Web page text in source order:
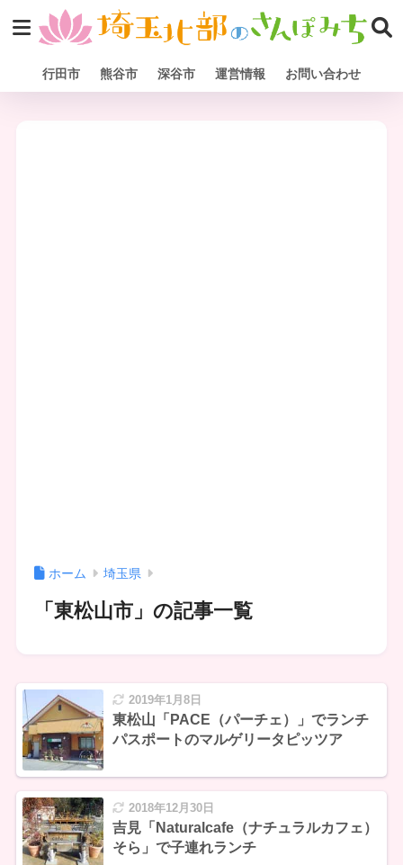
行田市 熊谷市 深谷市 運営情報 お問い合わせ
ホーム 埼玉県
「東松山市」の記事一覧
2019年1月8日
東松山「PACE（パーチェ）」でランチ
パスポートのマルゲリータピッツア
2018年12月30日
吉見「Naturalcafe（ナチュラルカフェ）
そら」で子連れランチ